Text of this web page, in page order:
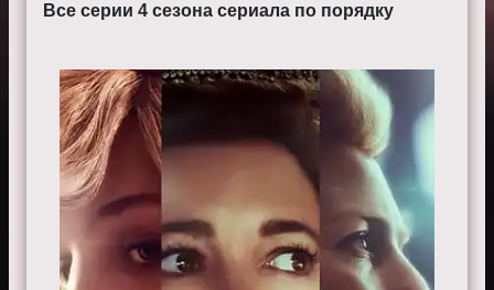
Все серии 4 сезона сериала по порядку